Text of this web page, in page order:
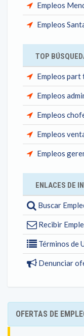
Empleos
Empleos
TOP
Empleos part
Empleos
Empleos
Empleos
Empleos
ENLACES DE
Buscar
Recibir
Términos de
Denunciar
OFERTAS DE